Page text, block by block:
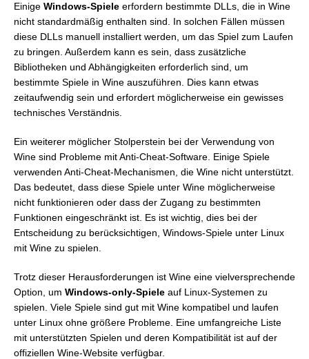
Einige Windows-Spiele erfordern bestimmte DLLs, die in Wine
nicht standardmäßig enthalten sind. In solchen Fällen müssen
diese DLLs manuell installiert werden, um das Spiel zum Laufen
zu bringen. Außerdem kann es sein, dass zusätzliche
Bibliotheken und Abhängigkeiten erforderlich sind, um
bestimmte Spiele in Wine auszuführen. Dies kann etwas
zeitaufwendig sein und erfordert möglicherweise ein gewisses
technisches Verständnis.
Ein weiterer möglicher Stolperstein bei der Verwendung von
Wine sind Probleme mit Anti-Cheat-Software. Einige Spiele
verwenden Anti-Cheat-Mechanismen, die Wine nicht unterstützt.
Das bedeutet, dass diese Spiele unter Wine möglicherweise
nicht funktionieren oder dass der Zugang zu bestimmten
Funktionen eingeschränkt ist. Es ist wichtig, dies bei der
Entscheidung zu berücksichtigen, Windows-Spiele unter Linux
mit Wine zu spielen.
Trotz dieser Herausforderungen ist Wine eine vielversprechende
Option, um Windows-only-Spiele auf Linux-Systemen zu
spielen. Viele Spiele sind gut mit Wine kompatibel und laufen
unter Linux ohne größere Probleme. Eine umfangreiche Liste
mit unterstützten Spielen und deren Kompatibilität ist auf der
offiziellen Wine-Website verfügbar.